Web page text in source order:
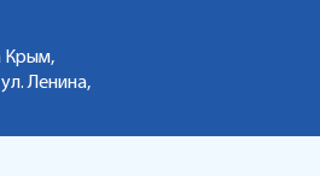
Крым,
Ленина,